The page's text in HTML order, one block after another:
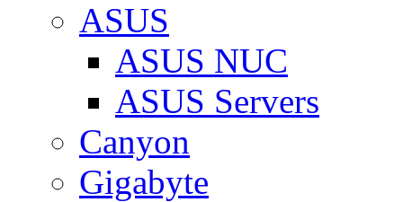
ASUS
ASUS NUC
ASUS Servers
Canyon
Gigabyte